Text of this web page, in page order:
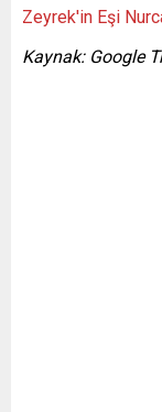
Zeyrek'in Eşi
Kaynak: Google